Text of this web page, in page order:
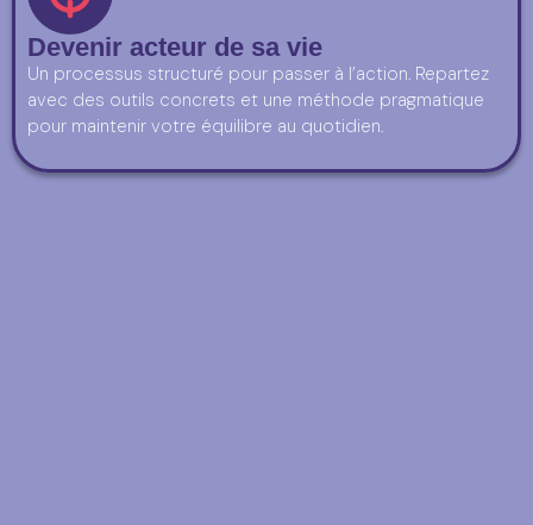
Devenir acteur de sa vie
Un processus structuré pour passer à l’action. Repartez
avec des outils concrets et une méthode pragmatique
pour maintenir votre équilibre au quotidien.